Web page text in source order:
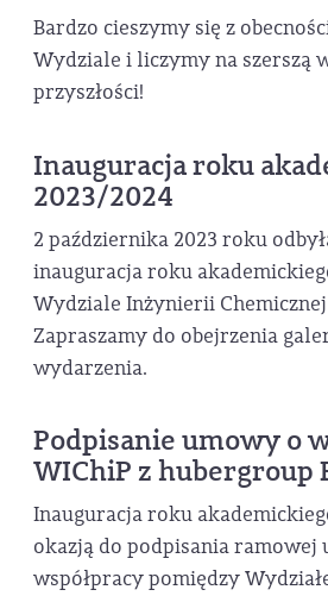
Bardzo cieszymy się z
Wydziale i liczymy na szerszą
przyszłości!
Inauguracja roku
2023/2024
2 października 2023 roku
inauguracja roku
Wydziale Inżynierii
Zapraszamy do obejrzenia
wydarzenia.
Podpisanie umowy o
WIChiP z hubergroup
Inauguracja roku
okazją do podpisania ramowej
współpracy pomiędzy